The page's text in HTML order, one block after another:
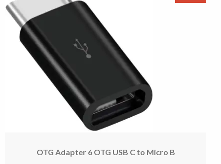
OTG Adapter 6 OTG USB C to Micro B